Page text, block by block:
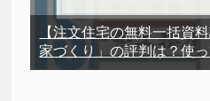
【注文住宅の無料一括資
家づくり」の評判は？使